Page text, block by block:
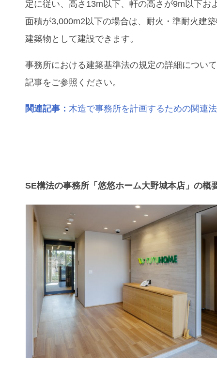
定に従い、高さ13m以下、軒の高さが9m以下お
面積が3,000m2以下の場合は、耐火・準耐火建
建築物として建設できます。
事務所における建築基準法の規定の詳細につい
記事をご参照ください。
関連記事：木造で事務所を計画するための関連
SE構法の事務所「悠悠ホーム大野城本店」の概